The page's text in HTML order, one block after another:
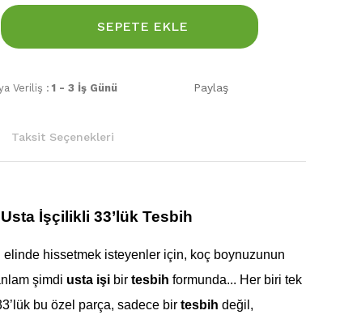
SEPETE EKLE
Veriliş : 1 - 3 İş Günü Paylaş
Taksit Seçenekleri
İşçilikli 33’lük Tesbih
elinde hissetmek isteyenler için, koç boynuzunun
şimdi usta işibir tesbih formunda... Her biri tek
bu özel parça, sadece bir tesbih değil,